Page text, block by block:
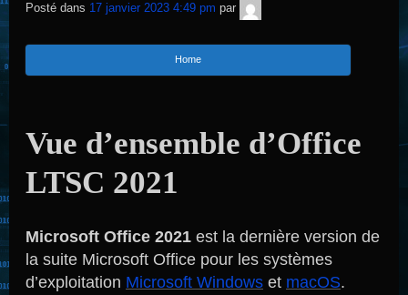
dans
Posté dans 17 janvier 2023 4:49 pm par
Sécurité
Home
Vue d’ensemble d’Office
LTSC 2021
Microsoft Office 2021 est la dernière version de
la suite Microsoft Office pour les systèmes
d’exploitation Microsoft Windows et macOS.